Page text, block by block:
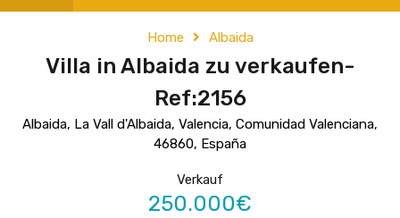
Home Albaida
Villa in Albaida zu verkaufen-
Ref:2156
Albaida, La Vall d'Albaida, Valencia, Comunidad Valenciana,
46860, España
Verkauf
250.000€